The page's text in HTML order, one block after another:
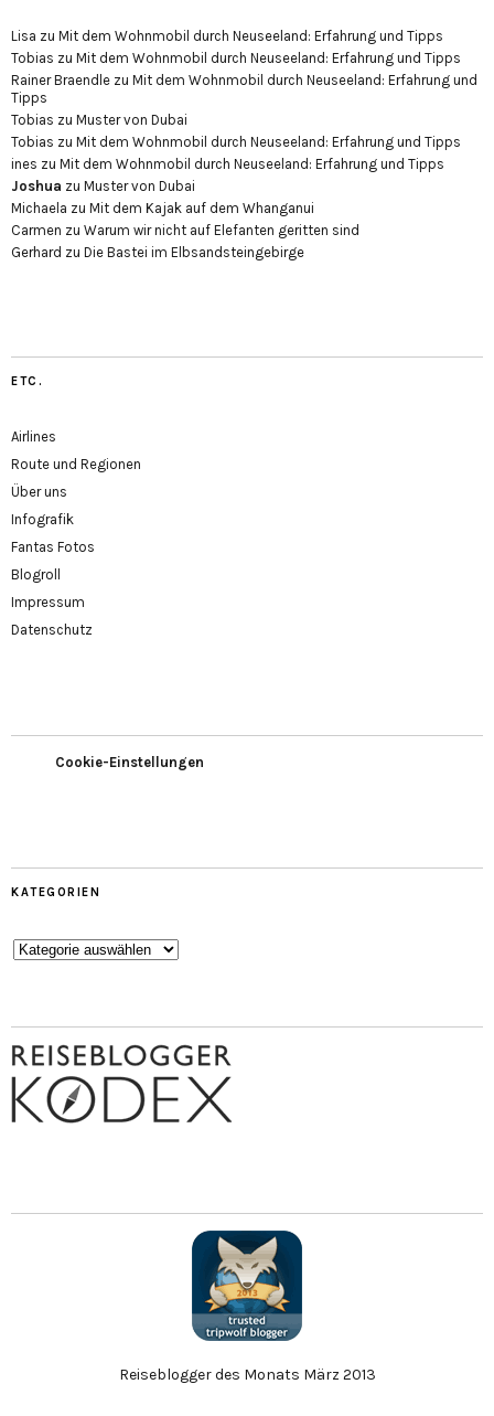
Lisa zu Mit dem Wohnmobil durch Neuseeland: Erfahrung und Tipps
Tobias zu Mit dem Wohnmobil durch Neuseeland: Erfahrung und Tipps
Rainer Braendle zu Mit dem Wohnmobil durch Neuseeland: Erfahrung und
Tipps
Tobias zu Muster von Dubai
Tobias zu Mit dem Wohnmobil durch Neuseeland: Erfahrung und Tipps
ines zu Mit dem Wohnmobil durch Neuseeland: Erfahrung und Tipps
Joshua zu Muster von Dubai
Michaela zu Mit dem Kajak auf dem Whanganui
Carmen zu Warum wir nicht auf Elefanten geritten sind
Gerhard zu Die Bastei im Elbsandsteingebirge
ETC.
Airlines
Route und Regionen
Über uns
Infografik
Fantas Fotos
Blogroll
Impressum
Datenschutz
Cookie-Einstellungen
KATEGORIEN
Kategorien
Reiseblogger des Monats März 2013